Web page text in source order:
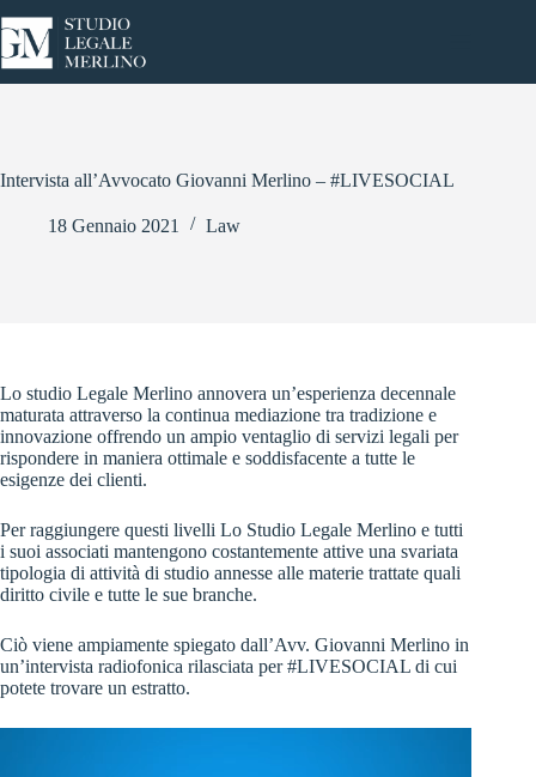
al
contenuto
Intervista all’Avvocato Giovanni Merlino – #LIVESOCIAL
18 Gennaio 2021 Law
Lo studio Legale Merlino annovera un’esperienza decennale
maturata attraverso la continua mediazione tra tradizione e
innovazione offrendo un ampio ventaglio di servizi legali per
rispondere in maniera ottimale e soddisfacente a tutte le
esigenze dei clienti.
Per raggiungere questi livelli Lo Studio Legale Merlino e tutti
i suoi associati mantengono costantemente attive una svariata
tipologia di attività di studio annesse alle materie trattate quali
diritto civile e tutte le sue branche.
Ciò viene ampiamente spiegato dall’Avv. Giovanni Merlino in
un’intervista radiofonica rilasciata per #LIVESOCIAL di cui
potete trovare un estratto.